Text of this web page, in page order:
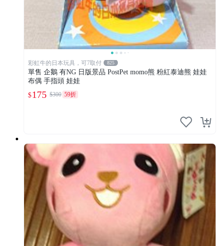
彩虹牛的日本玩具，可7取付 825
單售 企鵝 有NG 日版景品 PostPet momo熊 粉紅泰迪熊 娃娃
布偶 手指頭 娃娃
$175 $300 59折